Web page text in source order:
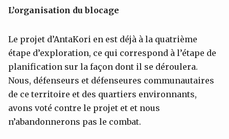
L’organisation du blocage
Le projet d’AntaKori en est déjà à la quatrième
étape d’exploration, ce qui correspond à l’étape de
planification sur la façon dont il se déroulera.
Nous, défenseurs et défenseures communautaires
de ce territoire et des quartiers environnants,
avons voté contre le projet et et nous
n’abandonnerons pas le combat.